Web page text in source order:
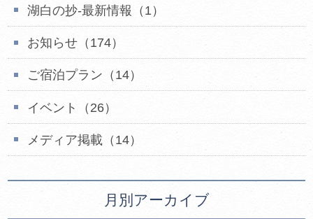
湖白の抄‐最新情報（1）
お知らせ（174）
ご宿泊プラン（14）
イベント（26）
メディア掲載（14）
月別アーカイブ